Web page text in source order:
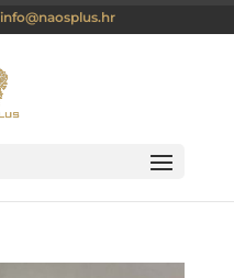
info@naosplus.hr